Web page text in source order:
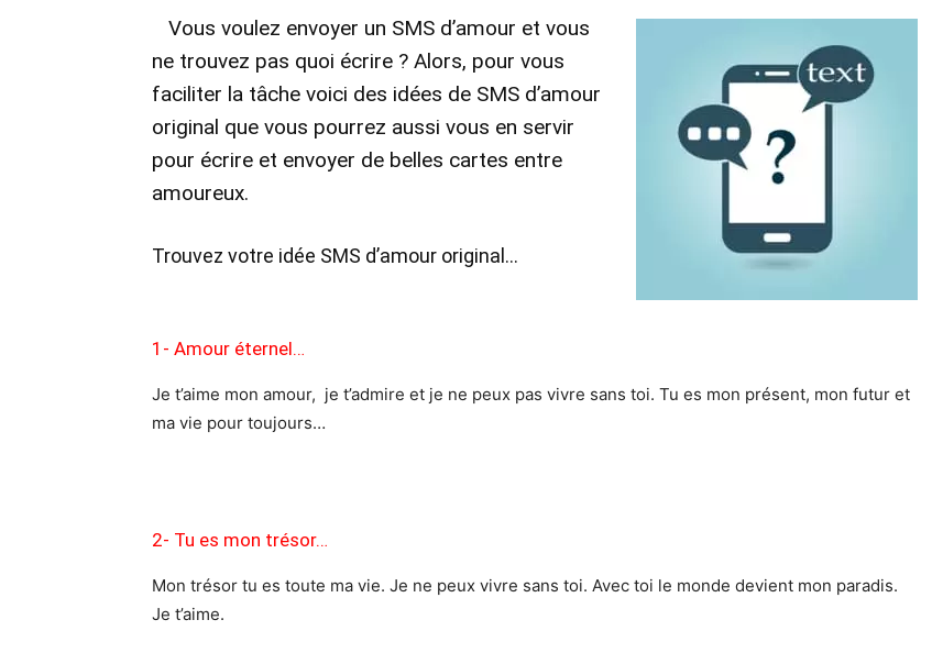
Vous voulez envoyer un SMS d’amour et vous
ne trouvez pas quoi écrire ? Alors, pour vous
faciliter la tâche voici des idées de SMS d’amour
original que vous pourrez aussi vous en servir
pour écrire et envoyer de belles cartes entre
amoureux.
Trouvez votre idée SMS d’amour original…
1- Amour éternel…
Je t’aime mon amour, je t’admire et je ne peux pas vivre sans toi. Tu es mon présent, mon futur et
ma vie pour toujours…
2- Tu es mon trésor…
Mon trésor tu es toute ma vie. Je ne peux vivre sans toi. Avec toi le monde devient mon paradis.
Je t’aime.